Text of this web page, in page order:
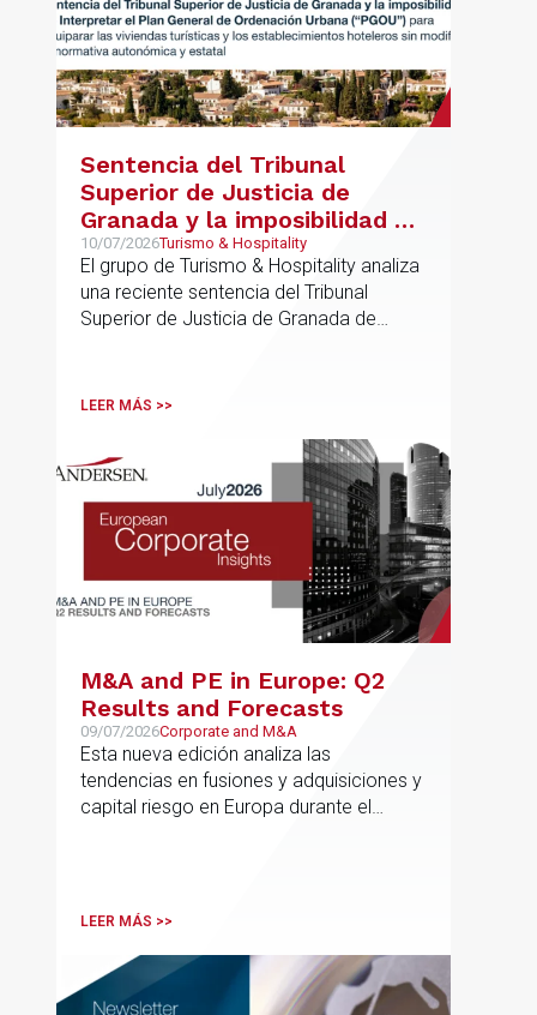
Sentencia del Tribunal
Superior de Justicia de
Granada y la imposibilidad de
Interpretar el Plan General
de Ordenación Urbana
(“PGOU”) para equiparar las
viviendas turísticas y los
autonómica y estatal
10/07/2026Turismo & Hospitality
El grupo de Turismo & Hospitality analiza
una reciente sentencia del Tribunal
Superior de Justicia de Granada de
LEER MÁS >>
M&A and PE in Europe: Q2
Results and Forecasts
09/07/2026Corporate and M&A
Esta nueva edición analiza las
tendencias en fusiones y adquisiciones y
capital riesgo en Europa durante el
LEER MÁS >>